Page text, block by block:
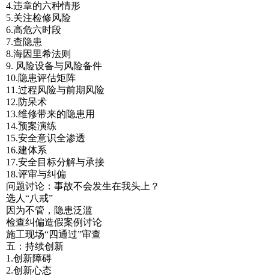
4.违章的六种情形
5.关注检修风险
6.高危六时段
7.查隐患
8.海因里希法则
9. 风险设备与风险备件
10.隐患评估矩阵
11.过程风险与前期风险
12.防呆术
13.维修带来的隐患用
14.预案演练
15.安全意识全渗透
16.建体系
17.安全目标分解与承接
18.评审与纠偏
问题讨论：事故不会发生在我头上？
选人“八戒”
因为不管，隐患泛滥
检查纠偏造假案例讨论
施工现场“四通过”审查
五：持续创新
1.创新障碍
2.创新心态